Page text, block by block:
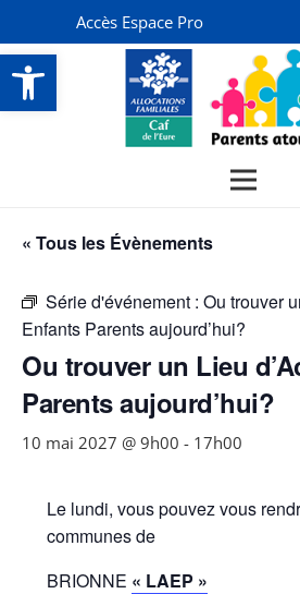
Ouvrir la barre d’outils
Accès Espace Pro
« Tous les Évènements
Série d'événement : Ou trouver
Enfants Parents aujourd’hui?
Ou trouver un Lieu
Parents aujourd’hui?
10 mai 2027 @ 9h00 - 17h00
Le lundi, vous pouvez vous
communes de
BRIONNE « LAEP »